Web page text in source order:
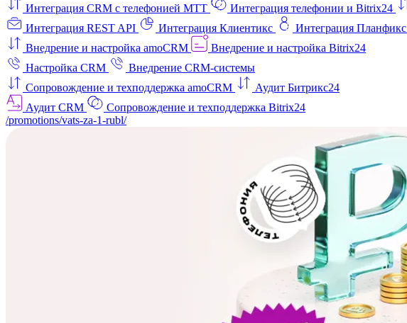
Интеграция CRM с телефонией МТТ
Интеграция телефонии и Bitrix24
Интеграция REST API
Интеграция Клиентикс Интеграция Планфикс
Внедрение и настройка amoCRM
Внедрение и настройка Bitrix24
Настройка CRM
Внедрение CRM-системы
Сопровождение и техподдержка amoCRM
Аудит Битрикс24
Аудит CRM
Сопровождение и техподдержка Bitrix24
/promotions/vats-za-1-rubl/